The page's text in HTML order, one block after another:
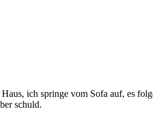
ich springe vom Sofa auf, es
schuld.